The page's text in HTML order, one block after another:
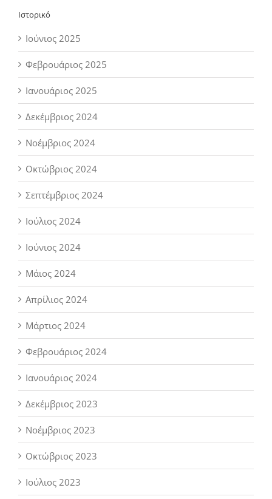
Ιστορικό
Ιούνιος 2025
Φεβρουάριος 2025
Ιανουάριος 2025
Δεκέμβριος 2024
Νοέμβριος 2024
Οκτώβριος 2024
Σεπτέμβριος 2024
Ιούλιος 2024
Ιούνιος 2024
Μάιος 2024
Απρίλιος 2024
Μάρτιος 2024
Φεβρουάριος 2024
Ιανουάριος 2024
Δεκέμβριος 2023
Νοέμβριος 2023
Οκτώβριος 2023
Ιούλιος 2023